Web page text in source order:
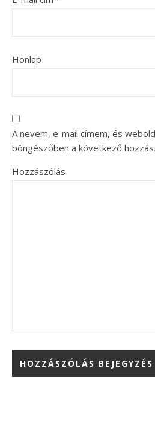
Honlap
A nevem, e-mail címem, és
böngészőben a következő
Hozzászólás